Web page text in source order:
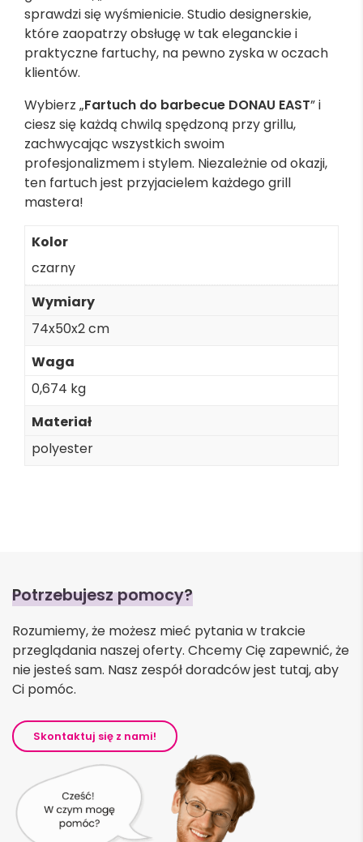
sprawdzi się wyśmienicie. Studio designerskie,
które zaopatrzy obsługę w tak eleganckie i
praktyczne fartuchy, na pewno zyska w oczach
klientów.
Wybierz „Fartuch do barbecue DONAU EAST” i
ciesz się każdą chwilą spędzoną przy grillu,
zachwycając wszystkich swoim
profesjonalizmem i stylem. Niezależnie od okazji,
ten fartuch jest przyjacielem każdego grill
mastera!
Kolor
czarny
Wymiary
74x50x2 cm
Waga
0,674 kg
Materiał
polyester
Potrzebujesz pomocy?
Rozumiemy, że możesz mieć pytania w trakcie
przeglądania naszej oferty. Chcemy Cię zapewnić, że
nie jesteś sam. Nasz zespół doradców jest tutaj, aby
Ci pomóc.
Skontaktuj się z nami!